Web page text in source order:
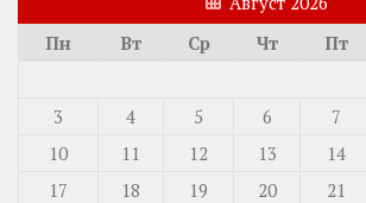
Пн
Вт Ср Чт Пт
3
4 5 6 7
10
11 12 13 14
17
18 19 20 21